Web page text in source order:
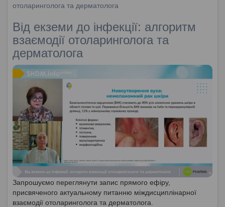
отоларинголога та дерматолога
Від екземи до інфекції: алгоритм
взаємодії отоларинголога та
дерматолога
Запрошуємо переглянути запис прямого ефіру,
присвяченого актуальному питанню міждисциплінарної
взаємодії отоларинголога та дерматолога.